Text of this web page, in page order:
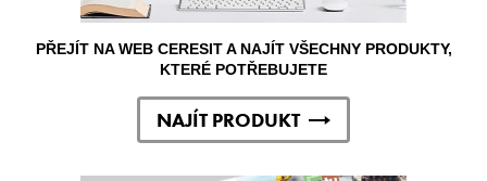
PŘEJÍT NA WEB CERESIT A NAJÍT VŠECHNY PRODUKTY,
KTERÉ POTŘEBUJETE
NAJÍT PRODUKT